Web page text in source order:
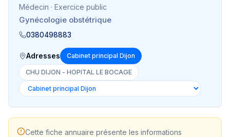
Médecin · Exercice public
Gynécologie obstétrique
0380498883
Adresses Cabinet principal Dijon
CHU DIJON - HOPITAL LE BOCAGE
Cette fiche annuaire présente les informations